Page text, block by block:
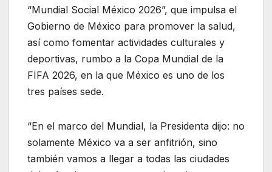
“Mundial Social México 2026”, que impulsa el
Gobierno de México para promover la salud,
así como fomentar actividades culturales y
deportivas, rumbo a la Copa Mundial de la
FIFA 2026, en la que México es uno de los
tres países sede.
“En el marco del Mundial, la Presidenta dijo: no
solamente México va a ser anfitrión, sino
también vamos a llegar a todas las ciudades